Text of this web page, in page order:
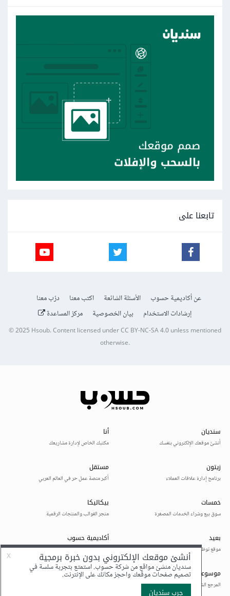
تابعنا على
عن أكاديمية حسوب الأسئلة الشائعة اكتب معنا
درّب معنا
إرشادات الاستخدام
بيان الخصوصية مركز المساعدة
© 2025Hsoub.Content licensed underCC BY-NC-SA 4.0unless mentioned
otherwise.